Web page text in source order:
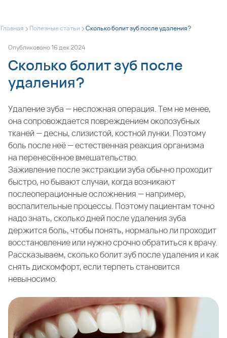
Главная > Полезные статьи >Сколько болит зуб после удаления?
Опубликовано16дек2024
Сколько болит зуб после
удаления?
Удаление зуба — несложная операция. Тем не менее,
она сопровождается повреждением околозубных
тканей — десны, слизистой, костной лунки. Поэтому
боль после неё — естественная реакция организма
на перенесённое вмешательство.
Заживление после экстракции зуба обычно проходит
быстро, но бывают случаи, когда возникают
послеоперационные осложнения — например,
воспалительные процессы. Поэтому пациентам точно
надо знать, сколько дней после удаления зуба
держится боль, чтобы понять, нормально ли проходит
восстановление или нужно срочно обратиться к врачу.
Рассказываем, сколько болит зуб после удаления и как
снять дискомфорт, если терпеть становится
невыносимо.